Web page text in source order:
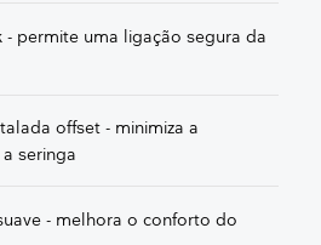
- permite uma ligação segura da
offset - minimiza a
seringa
- melhora o conforto do